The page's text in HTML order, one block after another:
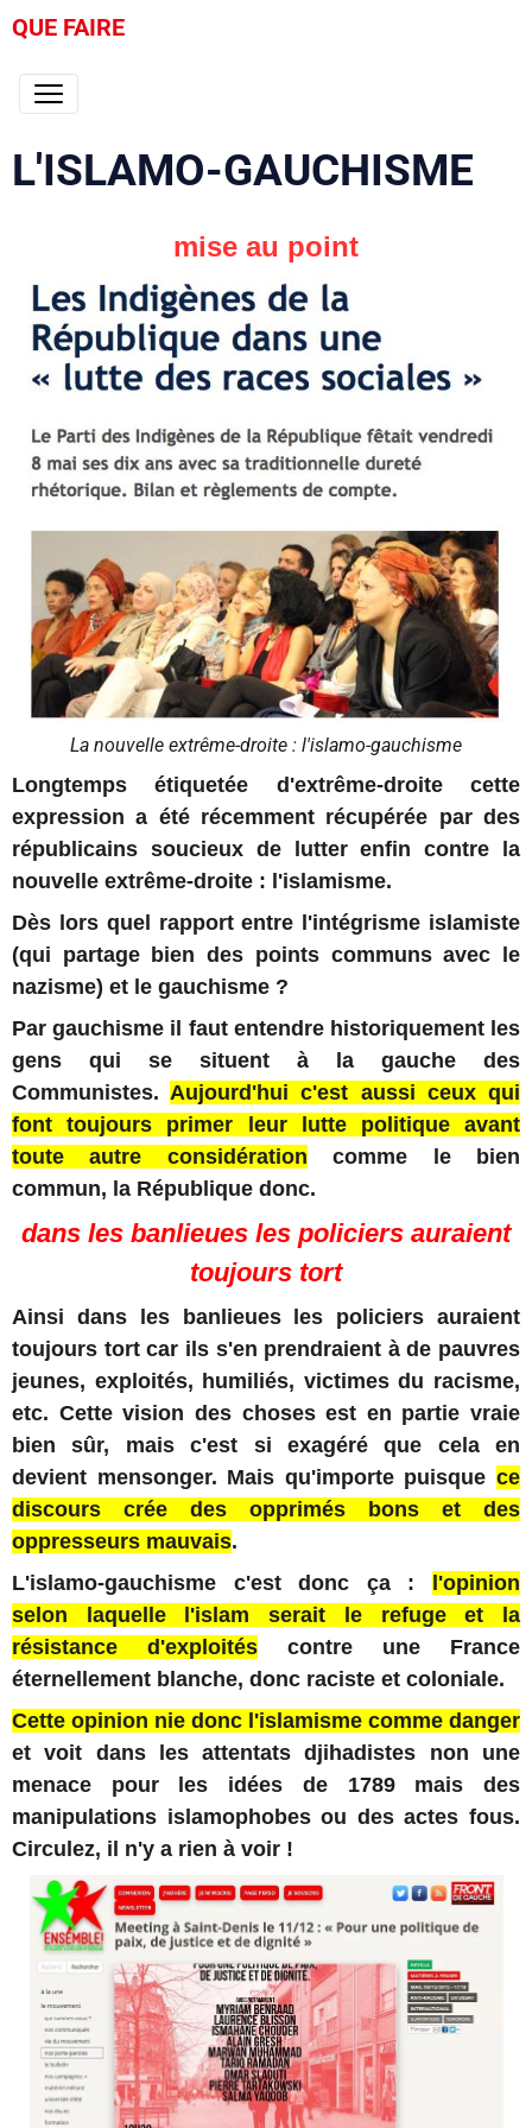
QUE FAIRE
L'ISLAMO-GAUCHISME
mise au point
La nouvelle extrême-droite : l'islamo-gauchisme
Longtemps étiquetée d'extrême-droite cette
expression a été récemment récupérée par des
républicains soucieux de lutter enfin contre la
nouvelle extrême-droite : l'islamisme.
Dès lors quel rapport entre l'intégrisme islamiste
(qui partage bien des points communs avec le
nazisme) et le gauchisme ?
Par gauchisme il faut entendre historiquement les
gens qui se situent à la gauche des
Communistes. Aujourd'hui c'est aussi ceux qui
font toujours primer leur lutte politique avant
toute autre considération comme le bien
commun, la République donc.
dans les banlieues les policiers auraient
toujours tort
Ainsi dans les banlieues les policiers auraient
toujours tort car ils s'en prendraient à de pauvres
jeunes, exploités, humiliés, victimes du racisme,
etc. Cette vision des choses est en partie vraie
bien sûr, mais c'est si exagéré que cela en
devient mensonger. Mais qu'importe puisque ce
discours crée des opprimés bons et des
oppresseurs mauvais.
L'islamo-gauchisme c'est donc ça :
l'opinion
selon laquelle l'islam serait le refuge et la
résistance d'exploités contre une France
éternellement blanche, donc raciste et coloniale.
Cette opinion nie donc l'islamisme comme danger
et voit dans les attentats djihadistes non une
menace pour les idées de 1789 mais des
manipulations islamophobes ou des actes fous.
Circulez, il n'y a rien à voir !